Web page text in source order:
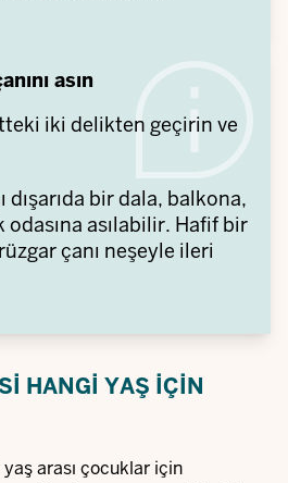
asın
iki delikten geçirin ve
dışarıda bir dala, balkona,
asılabilir. Hafif bir
çanı neşeyle ileri
HANGI YAŞ IÇIN
arası çocuklar için